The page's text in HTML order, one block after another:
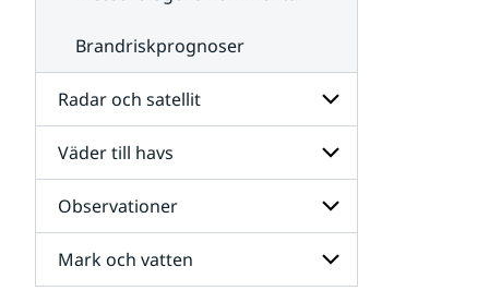
Brandriskprognoser
Radar och satellit
Undersidor
för
Radar
och
satellit
Väder till havs
Undersidor
för
Väder
till
havs
Observationer
Undersidor
för
Mark och vatten